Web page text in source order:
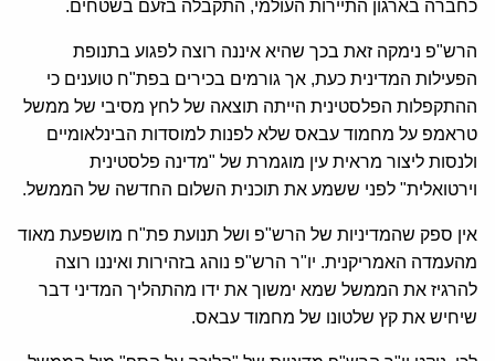
כחברה בארגון התיירות העולמי, התקבלה בזעם בשטחים.
הרש"פ נימקה זאת בכך שהיא איננה רוצה לפגוע בתנופת
הפעילות המדינית כעת, אך גורמים בכירים בפת"ח טוענים כי
ההתקפלות הפלסטינית הייתה תוצאה של לחץ מסיבי של ממשל
טראמפ על מחמוד עבאס שלא לפנות למוסדות הבינלאומיים
ולנסות ליצור מראית עין מוגמרת של "מדינה פלסטינית
וירטואלית" לפני ששמע את תוכנית השלום החדשה של הממשל.
אין ספק שהמדיניות של הרש"פ ושל תנועת פת"ח מושפעת מאוד
מהעמדה האמריקנית. יו"ר הרש"פ נוהג בזהירות ואיננו רוצה
להרגיז את הממשל שמא ימשוך את ידו מהתהליך המדיני דבר
שיחיש את קץ שלטונו של מחמוד עבאס.